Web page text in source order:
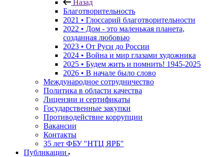
Назад
Благотворительность
2021 • Глоссарий благотворительности
2022 • Дом - это маленькая планета,
созданная любовью
2023 • От Руси до России
2024 • Война и мир глазами художника
2025 • Будем жить и помнить! 1945-2025
2026 • В начале было слово
Международное сотрудничество
Политика в области качества
Лицензии и сертификаты
Государственные закупки
Противодействие коррупции
Вакансии
Контакты
35 лет ФБУ "НТЦ ЯРБ"
Публикации